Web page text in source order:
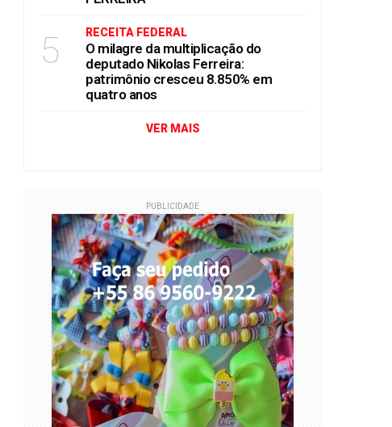
5 RECEITA FEDERAL
O milagre da multiplicação do
deputado Nikolas Ferreira:
patrimônio cresceu 8.850% em
quatro anos
VER MAIS
PUBLICIDADE